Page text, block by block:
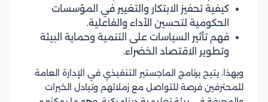
كيفية تحفيز الابتكار والتغيير في المؤسسات
الحكومية لتحسين الأداء والفاعلية.
فهم تأثير السياسات على التنمية وحماية البيئة
وتطوير الاقتصاد الخضراء.
وبهذا، يتيح برنامج الماجستير التنفيذي في الإدارة العامة
للمحترفين فرصة للتواصل مع زملائهم وتبادل الخبرات